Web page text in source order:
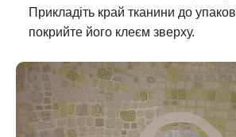
Прикладіть край тканини до
покрийте його клеєм зверху.